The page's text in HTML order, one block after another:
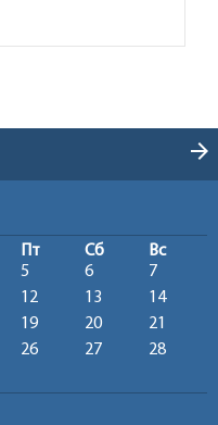
arrow_forward
Пт Сб
Вс
5 6
7
12 13
14
19 20
21
26 27
28